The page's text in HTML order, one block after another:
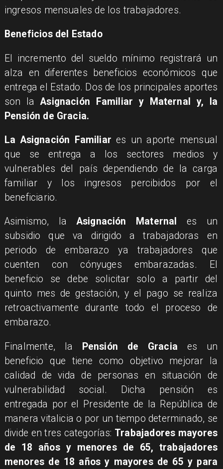
ingresos mensuales de los trabajadores.
Beneficios del Estado
El incremento del sueldo mínimo registrará un
alza en diferentes beneficios económicos que
entrega el Estado. Dos de los principales aportes
son laAsignación Familiar y Maternal y, la
Pensión de Gracia.
La Asignación Familiar es un aporte mensual
que se entrega a los sectores medios y
vulnerables del país dependiendo de la carga
familiar y los ingresos percibidos por el
beneficiario.
Asimismo, laAsignación Maternal
es un
subsidio que va dirigido a trabajadoras en
periodo de embarazo ya trabajadores que
cuenten con cónyuges embarazadas. El
beneficio se debe solicitar solo a partir del
quinto mes de gestación, y el pago se realiza
retroactivamente durante todo el proceso de
embarazo.
Finalmente, la Pensión de Gracia es un
beneficio que tiene como objetivo mejorar la
calidad de vida de personas en situación de
vulnerabilidad social. Dicha pensión es
entregada por el Presidente de la República de
manera vitalicia o por un tiempo determinado, se
divide en tres categorías: Trabajadores mayores
de 18 años y menores de 65, trabajadores
menores de 18 años y mayores de 65 y para